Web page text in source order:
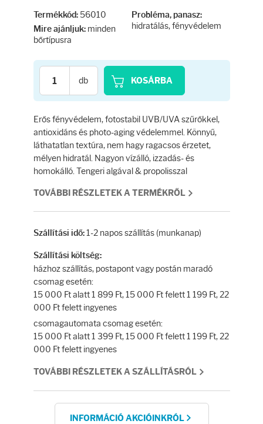
Termékkód:56010
Mire ajánljuk:minden
bőrtípusra
Probléma, panasz:
hidratálás, fényvédelem
db KOSÁRBA
Erős fényvédelem, fotostabil UVB/UVA szűrőkkel,
antioxidáns és photo-aging védelemmel. Könnyű,
láthatatlan textúra, nem hagy ragacsos érzetet,
mélyen hidratál. Nagyon vízálló, izzadás- és
homokálló. Tengeri algával & propolisszal
TOVÁBBI RÉSZLETEK A TERMÉKRŐL
Szállítási idő:1-2 napos szállítás (munkanap)
Szállítási költség:
házhoz szállítás, postapont vagy postán maradó
csomag esetén:
15 000 Ft alatt 1 899 Ft, 15 000 Ft felett 1 199 Ft, 22
000 Ft felett ingyenes
csomagautomata csomag esetén:
15 000 Ft alatt 1 399 Ft, 15 000 Ft felett 1 199 Ft, 22
000 Ft felett ingyenes
TOVÁBBI RÉSZLETEK A SZÁLLÍTÁSRÓL
INFORMÁCIÓ AKCIÓINKRÓL
Testápolók
Egészség
Orrsprayk
Torokpasztillák
Fényvédelem
Napozás előtt
Napozás után